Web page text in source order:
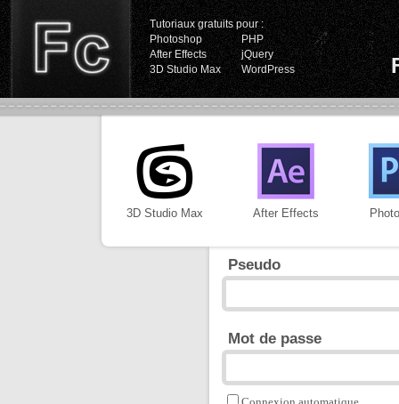
Tutoriaux gratuits pour :
Photoshop
PHP
After Effects
jQuery
3D Studio Max
WordPress
3D Studio Max After Effects
Pseudo
Mot de passe